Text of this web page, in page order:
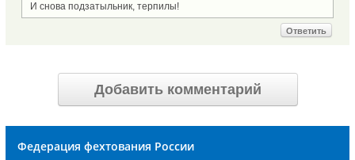
И снова подзатыльник, терпилы!
Ответить
Добавить комментарий
Федерация фехтования России